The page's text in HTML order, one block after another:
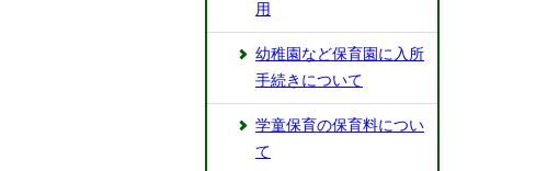
用
幼稚園など保育園に⼊所
⼿続きについて
学童保育の保育料につい
て